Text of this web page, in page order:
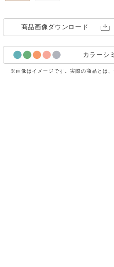
商品画像ダウンロード
カラーシ
※画像はイメージです。実際の商品とは